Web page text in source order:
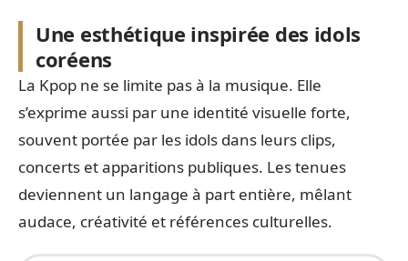
Une esthétique inspirée des idols
coréens
La Kpop ne se limite pas à la musique. Elle
s’exprime aussi par une identité visuelle forte,
souvent portée par les idols dans leurs clips,
concerts et apparitions publiques. Les tenues
deviennent un langage à part entière, mêlant
audace, créativité et références culturelles.